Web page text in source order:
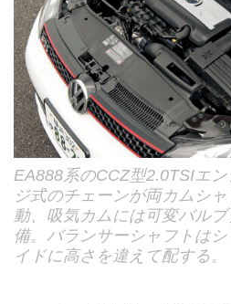
EA888系のCCZ型2.0TSIエ
ジ式のチェーンが両カムシ
動、吸気カムには可変バル
備。バランサーシャフトは
イドに高さを違えて配する。